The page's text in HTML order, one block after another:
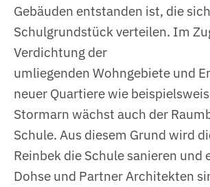
Gebäuden entstanden ist, die
Schulgrundstück verteilen. Im
Verdichtung der
umliegenden Wohngebiete und
neuer Quartiere wie
Stormarn wächst auch der
Schule. Aus diesem Grund wird
Reinbek die Schule sanieren und
Dohse und Partner Architekten